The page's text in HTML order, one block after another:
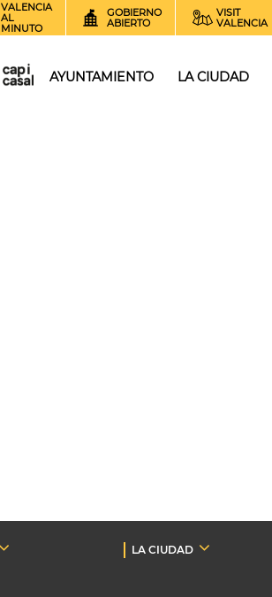
VALENCIA
AL
MINUTO
GOBIERNO
ABIERTO
VISIT
VALENCIA
AYUNTAMIENTO LA CIUDAD
LA CIUDAD